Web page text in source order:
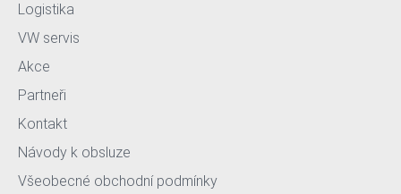
Logistika
VW servis
Akce
Partneři
Kontakt
Návody k obsluze
Všeobecné obchodní podmínky